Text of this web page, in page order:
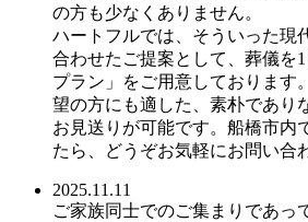
の方も少なくありません。
ハートフルでは、そういった現
合わせたご提案として、葬儀を
プラン」をご用意しております
望の方にも適した、素朴であり
お見送りが可能です。船橋市内
たら、どうぞお気軽にお問い合
2025.11.11
ご家族同士でのご集まりであっ